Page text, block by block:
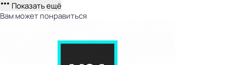
Показать ещё
Вам может понравиться